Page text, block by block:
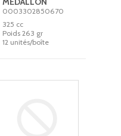
0003302850670
325 cc
Poids 263 gr
12 unités/boîte